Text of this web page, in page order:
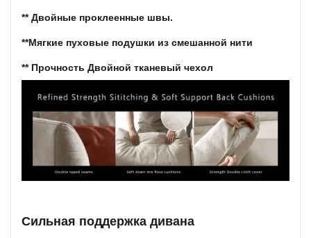
** Двойные проклеенные швы.
**Мягкие пуховые подушки из смешанной нити
** Прочность Двойной тканевый чехол
Сильная поддержка дивана